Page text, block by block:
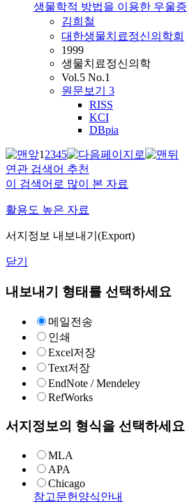
생물학적 방법을 이용한 우울
김희철
대한생물치료정신의학회
1999
생물치료정신의학
Vol.5 No.1
원문보기 3
RISS
KCI
DBpia
12345
연관 검색어 추천
이 검색어로 많이 본 자료
활용도 높은 자료
서지정보 내보내기(Export)
닫기
내보내기 형태를 선택하세요
메일전송
인쇄
Excel저장
Text저장
EndNote / Mendeley
RefWorks
서지정보의 형식을 선택하세요
MLA
APA
Chicago
참고문헌양식안내